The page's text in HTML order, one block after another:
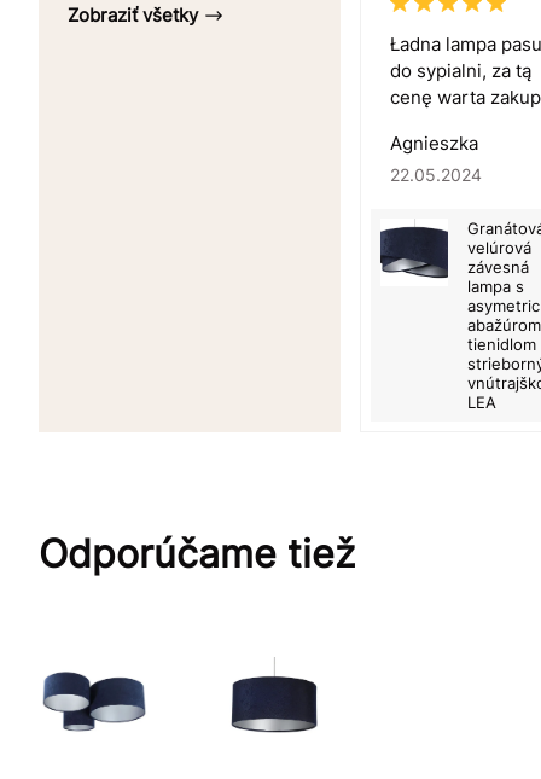
Zobraziť všetky
Ładna lampa
do sypialni, za tą
cenę warta
Agnieszka
22.05.2024
velúrová
závesná
lampa s
tienidlom
LEA
Odporúčame tiež